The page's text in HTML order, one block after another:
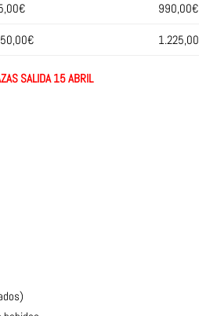
990,00€
SALIDA 15 ABRIL